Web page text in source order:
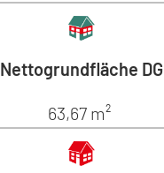
Nettogrundfläche DG
63,67 m²